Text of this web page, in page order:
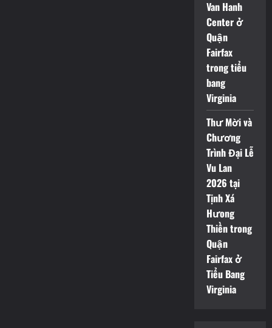
Van Hanh
Center ở
Quận
Fairfax
trong tiểu
bang
Virginia
Thư Mời và
Chương
Trình Đại Lễ
Vu Lan
2026 tại
Tịnh Xá
Hưong
Thiền trong
Quận
Fairfax ở
Tiểu Bang
Virginia